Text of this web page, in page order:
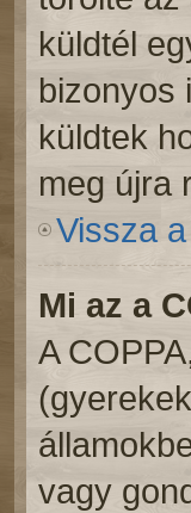
küldtél
bizonyos
küldtek
meg újra
Vissza
Mi az a
A
vagy